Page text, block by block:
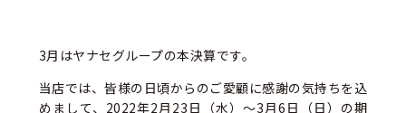
3月はヤナセグループの本決算です。
当店では、皆様の日頃からのご愛顧に感謝の気持ちを込
めまして、2022年2月23日（水）～3月6日（日）の期